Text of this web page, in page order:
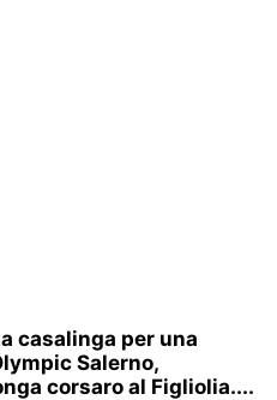
casalinga per una
Salerno,
corsaro al Figliolia....